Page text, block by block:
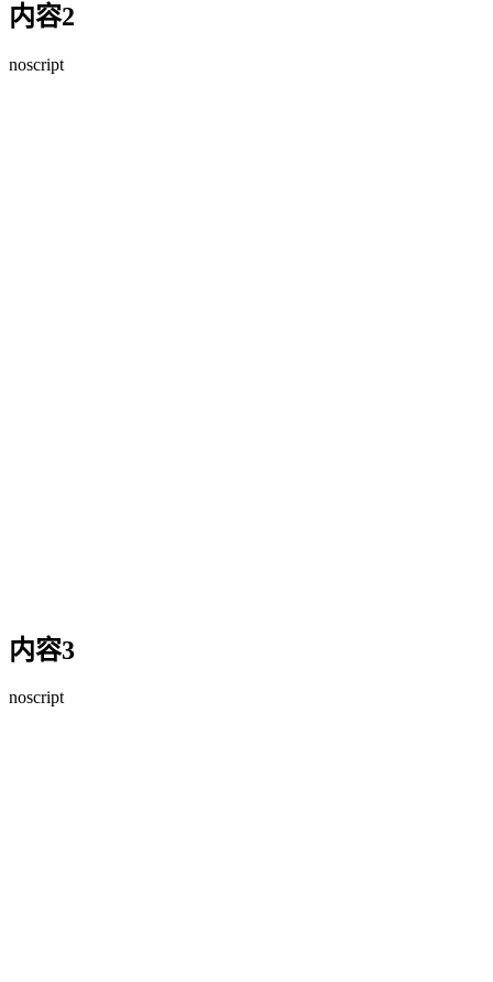
内容2
noscript
内容3
noscript